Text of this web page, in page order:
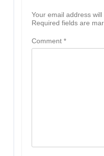
Your email address will
Required fields are
Comment *